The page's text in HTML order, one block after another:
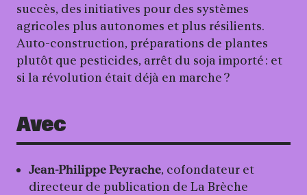
succès, des initiatives pour des systèmes
agricoles plus autonomes et plus résilients.
Auto-construction, préparations de plantes
plutôt que pesticides, arrêt du soja importé : et
si la révolution était déjà en marche ?
Avec
Jean-Philippe Peyrache, cofondateur et
directeur de publication de La Brèche